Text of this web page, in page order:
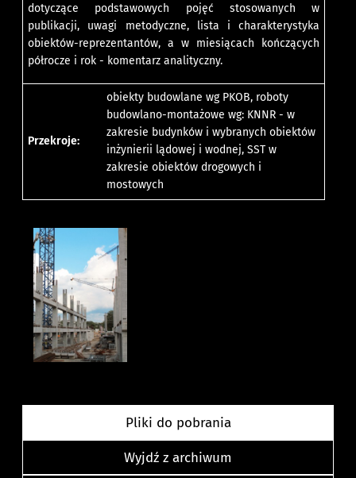
dotyczące podstawowych pojęć stosowanych w
publikacji, uwagi metodyczne, lista i charakterystyka
obiektów-reprezentantów, a w miesiącach kończących
półrocze i rok - komentarz analityczny.
Przekroje:
obiekty budowlane wg PKOB, roboty
budowlano-montażowe wg: KNNR - w
zakresie budynków i wybranych obiektów
inżynierii lądowej i wodnej, SST w
zakresie obiektów drogowych i
mostowych
Pliki do pobrania
Wyjdź z archiwum